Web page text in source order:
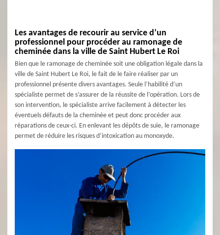
Les avantages de recourir au service d’un
professionnel pour procéder au ramonage de
cheminée dans la ville de Saint Hubert Le Roi
Bien que le ramonage de cheminée soit une obligation légale dans la
ville de Saint Hubert Le Roi, le fait de le faire réaliser par un
professionnel présente divers avantages. Seule l’habilité d’un
spécialiste permet de s’assurer de la réussite de l’opération. Lors de
son intervention, le spécialiste arrive facilement à détecter les
éventuels défauts de la cheminée et peut donc procéder aux
réparations de ceux-ci. En enlevant les dépôts de suie, le ramonage
permet de réduire les risques d’intoxication au monoxyde.